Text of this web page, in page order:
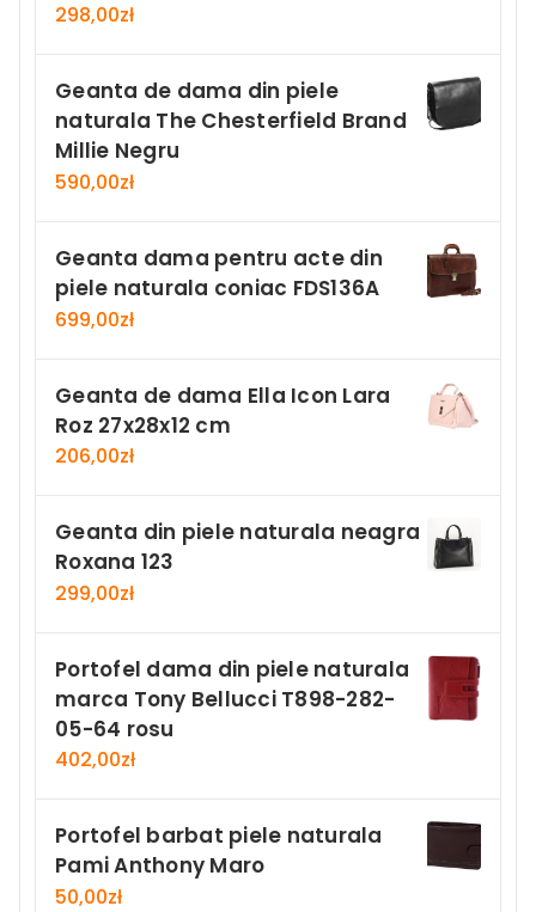
298,00zł
Geanta de dama din piele
naturala The Chesterfield Brand
Millie Negru
590,00zł
Geanta dama pentru acte din
piele naturala coniac FDS136A
699,00zł
Geanta de dama Ella Icon Lara
Roz 27x28x12 cm
206,00zł
Geanta din piele naturala neagra
Roxana 123
299,00zł
Portofel dama din piele naturala
marca Tony Bellucci T898-282-
05-64 rosu
402,00zł
Portofel barbat piele naturala
Pami Anthony Maro
50,00zł